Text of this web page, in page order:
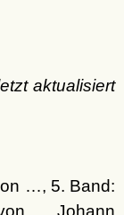
aktualisiert
…, 5. Band:
Johann